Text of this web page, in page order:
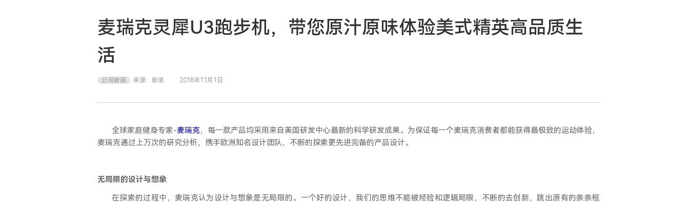
麦瑞克灵犀U3跑步机，带您原汁原味体验美式精英高品质生
活
公司新闻 来源： 新浪 2018年11月1日
全球家庭健身专家-麦瑞克，每一款产品均采用来自美国研发中心最新的科学研发成果。为保证每一个麦瑞克消费者都能获得最极致的运动体验，
麦瑞克通过上万次的研究分析，携手欧洲知名设计团队，不断的探索更先进完备的产品设计。
无局限的设计与想象
在探索的过程中，麦瑞克认为设计与想象是无局限的。一个好的设计，我们的思维不能被经验和逻辑局限，不断的去创新，跳出原有的条条框